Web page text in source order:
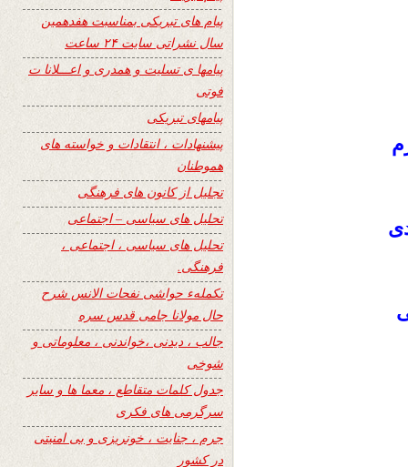
پیام های تبریکی بمناسبت هفدهمین
سال نشراتی سایت ۲۴ ساعت
پیامها ی تسلیت و همدری و اعـــلانا ت
فوتی
پیامهای تبریکی
پیشنهادات ، انتقادات و خواسته های
هموطنان
تجلیل از کانون های فرهنگی
تحلیل های سیاسی – اجتماعی
تحلیل های سیاسی ، اجتماعی ،
فرهنگی.
تکملهء حواشی نفحات الانس شرح
حال مولانا جامی قدس سره
جالب ، دیدنی ،خواندنی ، معلوماتی و
شوخی
جدول کلمات متقاطع ، معما ها و سایر
سرگرمی های فکری
جرم ، جنایت ، خونریزی و بی امنیتی
در کشور